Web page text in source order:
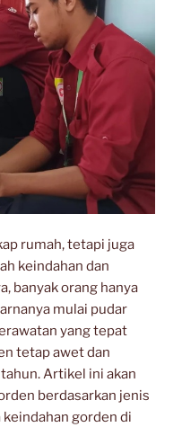
rumah, tetapi juga
keindahan dan
banyak orang hanya
mulai pudar
yang tepat
tetap awet dan
Artikel ini akan
berdasarkan jenis
keindahan gorden di